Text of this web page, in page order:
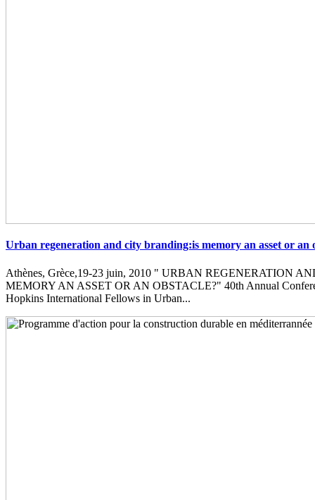
Urban regeneration and city branding:is memory an asset or an
Athènes, Grèce,19-23 juin, 2010 " URBAN REGENERATION
MEMORY AN ASSET OR AN OBSTACLE?" 40th Annual
Hopkins International Fellows in Urban...